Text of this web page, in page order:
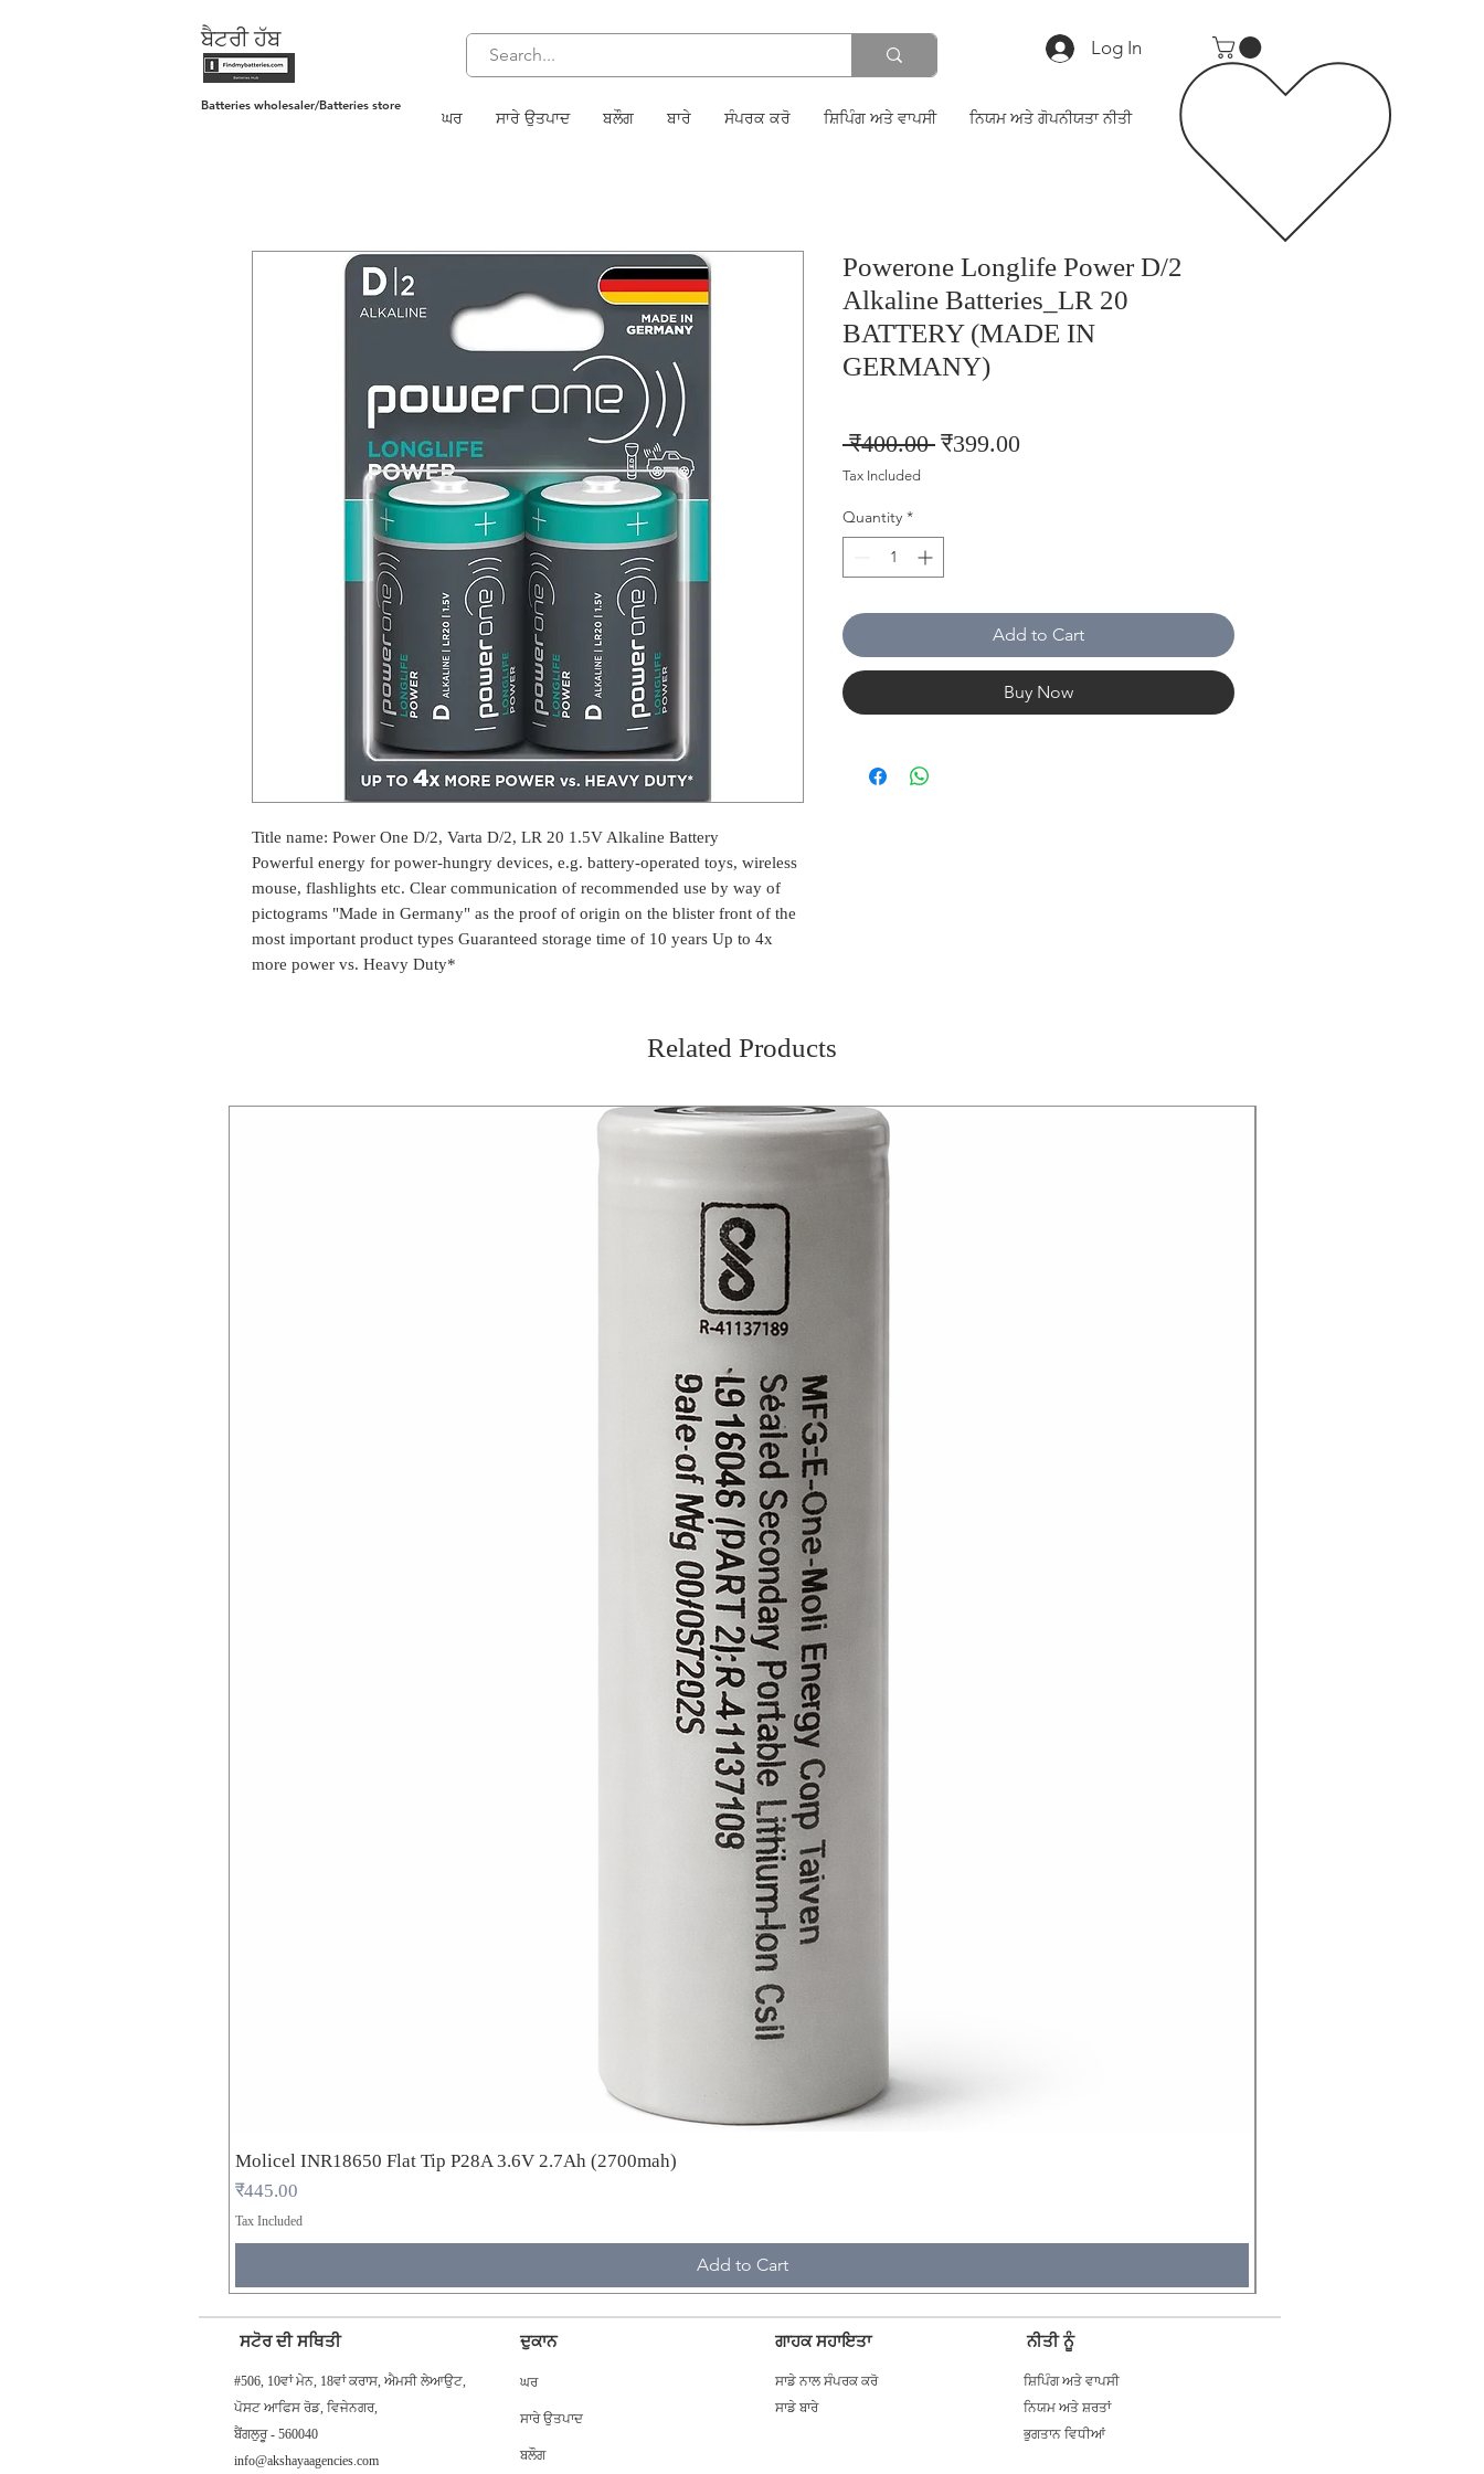
ਬੈਟਰੀ ਹੱਬ Log In
ਘਰ ਸਾਰੇ ਉਤਪਾਦ ਬਲੌਗ ਬਾਰੇ ਸੰਪਰਕ ਕਰੋ ਸ਼ਿਪਿੰਗ ਅਤੇ ਵਾਪਸੀ ਨਿਯਮ ਅਤੇ ਗੋਪਨੀਯਤਾ ਨੀਤੀ
Batteries wholesaler/Batteries store
Title name: Power One D/2, Varta D/2, LR 20 1.5V Alkaline Battery
Powerful energy for power-hungry devices, e.g. battery-operated toys, wireless
mouse, flashlights etc. Clear communication of recommended use by way of
pictograms "Made in Germany" as the proof of origin on the blister front of the
most important product types Guaranteed storage time of 10 years Up to 4x
more power vs. Heavy Duty*
Powerone Longlife Power D/2
Alkaline Batteries_LR 20
BATTERY (MADE IN
GERMANY)
₹400.00 Regular
₹399.00Sale
Tax Included
Quantity *
Add to Cart
Buy Now
Related Products
Molicel INR18650 Flat Tip P28A 3.6V 2.7Ah (2700mah)
Price
₹445.00
Tax Included
Add to Cart
ਸਟੋਰ ਦੀ ਸਥਿਤੀ
#506, 10ਵਾਂ ਮੇਨ, 18ਵਾਂ ਕਰਾਸ, ਐਮਸੀ ਲੇਆਉਟ,
ਪੋਸਟ ਆਫਿਸ ਰੋਡ, ਵਿਜੇਨਗਰ,
ਬੈਂਗਲੁਰੂ - 560040
info@akshayaagencies.com
ਦੁਕਾਨ
ਘਰ
ਸਾਰੇ ਉਤਪਾਦ
ਬਲੌਗ
ਗਾਹਕ ਸਹਾਇਤਾ
ਸਾਡੇ ਨਾਲ ਸੰਪਰਕ ਕਰੋ
ਸਾਡੇ ਬਾਰੇ
ਨੀਤੀ ਨੂੰ
ਸ਼ਿਪਿੰਗ ਅਤੇ ਵਾਪਸੀ
ਨਿਯਮ ਅਤੇ ਸ਼ਰਤਾਂ
ਭੁਗਤਾਨ ਵਿਧੀਆਂ